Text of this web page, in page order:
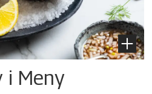
Meny